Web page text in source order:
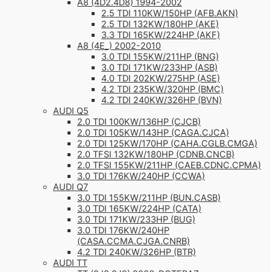
A8 (4D2.4D8) 1994-2002
2.5 TDI 110KW/150HP (AFB.AKN)
2.5 TDI 132KW/180HP (AKE)
3.3 TDI 165KW/224HP (AKF)
A8 (4E_) 2002-2010
3.0 TDI 155KW/211HP (BNG)
3.0 TDI 171KW/233HP (ASB)
4.0 TDI 202KW/275HP (ASE)
4.2 TDI 235KW/320HP (BMC)
4.2 TDI 240KW/326HP (BVN)
AUDI Q5
2.0 TDI 100KW/136HP (CJCB)
2.0 TDI 105KW/143HP (CAGA.CJCA)
2.0 TDI 125KW/170HP (CAHA.CGLB.CMGA)
2.0 TFSI 132KW/180HP (CDNB.CNCB)
2.0 TFSI 155KW/211HP (CAEB.CDNC.CPMA)
3.0 TDI 176KW/240HP (CCWA)
AUDI Q7
3.0 TDI 155KW/211HP (BUN.CASB)
3.0 TDI 165KW/224HP (CATA)
3.0 TDI 171KW/233HP (BUG)
3.0 TDI 176KW/240HP
(CASA.CCMA.CJGA.CNRB)
4.2 TDI 240KW/326HP (BTR)
AUDI TT